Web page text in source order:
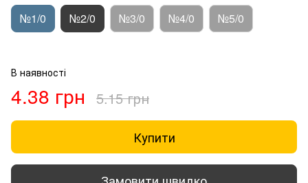
№1/0 №2/0 №3/0 №4/0 №5/0
В наявності
4.38 грн 5.15 грн
Купити